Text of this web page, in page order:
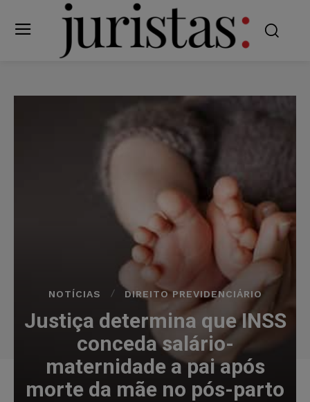
NOTÍCIAS DIREITO PREVIDENCIÁRIO
Justiça determina que INSS
conceda salário-
maternidade a pai após
morte da mãe no pós-parto